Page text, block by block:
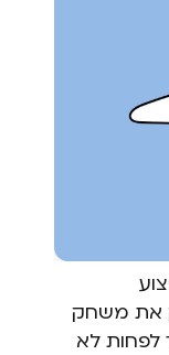
את משחק
לפחות לא